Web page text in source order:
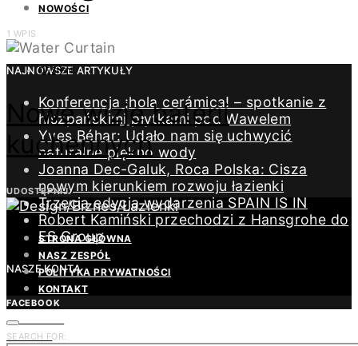
NOWOŚCI
NAJNOWSZE ARTYKUŁY
Konferencja ¡hola cerámica! – spotkanie z
hiszpańskimi płytkami pod Wawelem
Yves Béhar: Udało nam się uchwycić
naturalne piękno wody
Joanna Dec-Galuk, Roca Polska: Cisza
nowym kierunkiem rozwoju łazienki
Trzecia edycja wydarzenia SPAIN IS IN
Robert Kamiński przechodzi z Hansgrohe do
ES Group
NASZE KONTA
FACEBOOK
INSTAGRAM
LINKEDIN
1 WPIS
DESIGN
Nowe wizje baterii
kuchennych
UDOSTĘPNIJ
STRONA GŁÓWNA
NASZ ZESPÓŁ
POLITYKA PRYWATNOŚCI
KONTAKT
SEARCH FOR: